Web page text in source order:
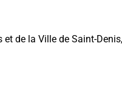
de la Ville de Saint-